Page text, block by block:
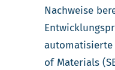
Nachweise
automatisierte
of Materials